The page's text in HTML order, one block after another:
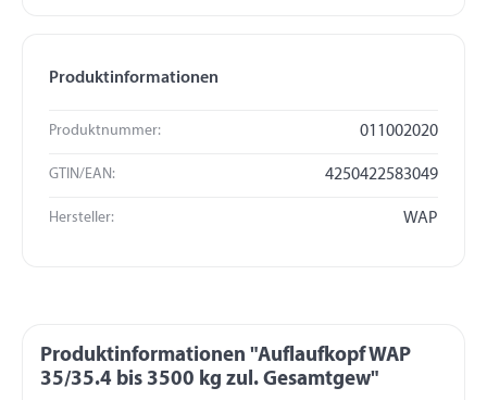
Produktinformationen
Produktnummer: 011002020
GTIN/EAN: 4250422583049
Hersteller: WAP
Produktinformationen "Auflaufkopf WAP
35/35.4 bis 3500 kg zul. Gesamtgew"